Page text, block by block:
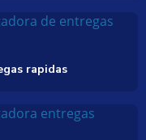
rapidas